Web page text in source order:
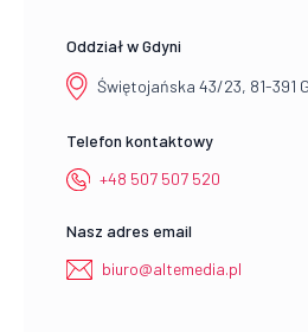
Oddział w Gdyni
Świętojańska 43/23, 81-391
Telefon kontaktowy
+48 507 507 520
Nasz adres email
biuro@altemedia.pl